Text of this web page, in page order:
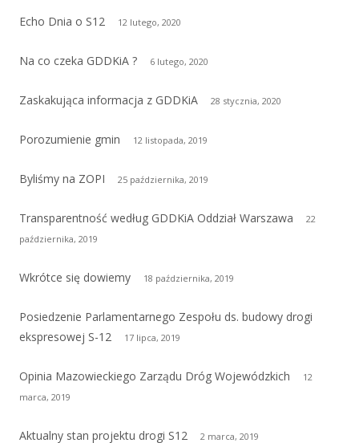
Echo Dnia o S12 12 lutego, 2020
Na co czeka GDDKiA ? 6 lutego, 2020
Zaskakująca informacja z GDDKiA 28 stycznia, 2020
Porozumienie gmin 12 listopada, 2019
Byliśmy na ZOPI 25 października, 2019
Transparentność według GDDKiA Oddział Warszawa
22
października, 2019
Wkrótce się dowiemy 18 października, 2019
Posiedzenie Parlamentarnego Zespołu ds. budowy drogi
ekspresowej S-12
17 lipca, 2019
Opinia Mazowieckiego Zarządu Dróg Wojewódzkich
12
marca, 2019
Aktualny stan projektu drogi S12 2 marca, 2019